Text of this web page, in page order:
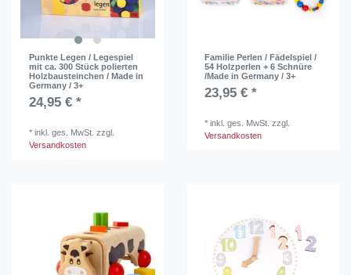
Punkte Legen / Legespiel
mit ca. 300 Stück polierten
Holzbausteinchen / Made in
Germany / 3+
24,95 € *
*inkl. ges. MwSt. zzgl.
Versandkosten
Familie Perlen / Fädelspiel /
54 Holzperlen + 6 Schnüre
/Made in Germany / 3+
23,95 € *
*inkl. ges. MwSt. zzgl.
Versandkosten